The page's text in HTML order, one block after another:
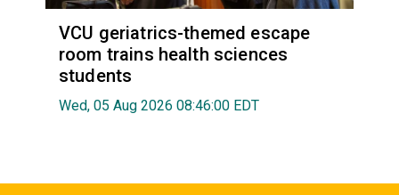
VCU geriatrics-themed escape
room trains health sciences
students
Wed, 05 Aug 2026 08:46:00 EDT